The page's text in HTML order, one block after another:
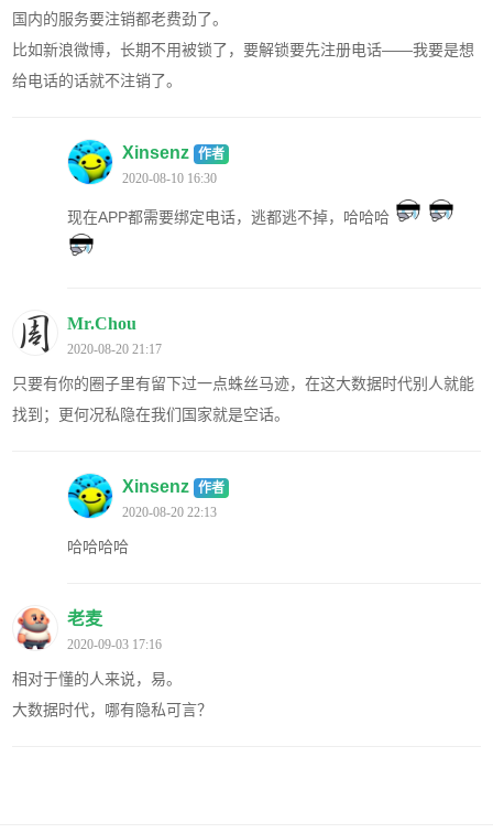
国内的服务要注销都老费劲了。
比如新浪微博，长期不用被锁了，要解锁要先注册电话——我要是想
给电话的话就不注销了。
Xinsenz 作者
2020-08-10 16:30
现在APP都需要绑定电话，逃都逃不掉，哈哈哈
Mr.Chou
2020-08-20 21:17
只要有你的圈子里有留下过一点蛛丝马迹，在这大数据时代别人就能
找到；更何况私隐在我们国家就是空话。
Xinsenz 作者
2020-08-20 22:13
哈哈哈哈
老麦
2020-09-03 17:16
相对于懂的人来说，易。
大数据时代，哪有隐私可言？